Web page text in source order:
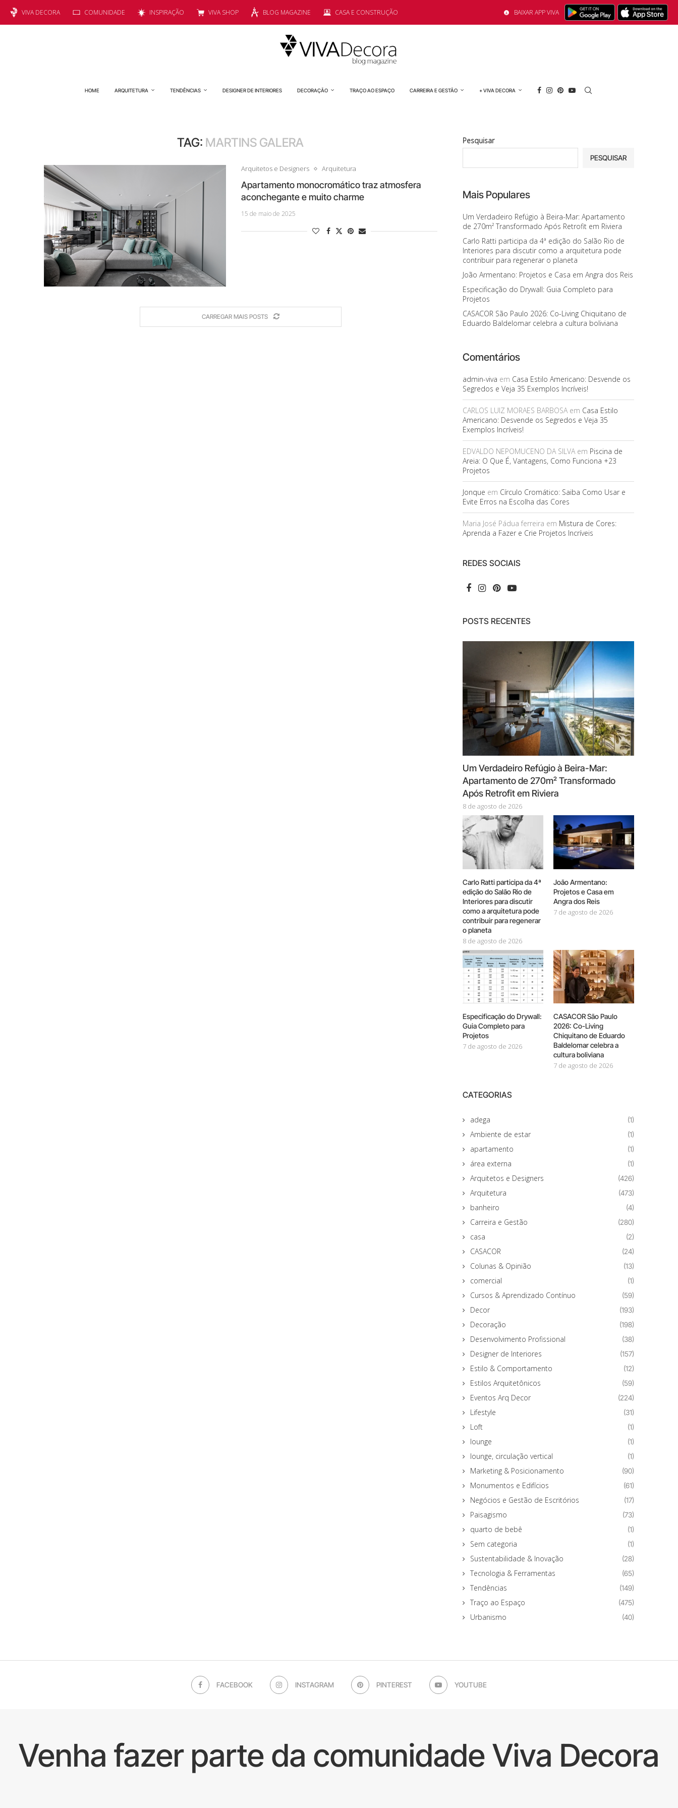
VIVA DECORA COMUNIDADE INSPIRAÇÃO VIVA SHOP BLOG MAGAZINE CASA E CONSTRUÇÃO BAIXAR APP VIVA
HOME ARQUITETURA TENDÊNCIAS DESIGNER DE INTERIORES DECORAÇÃO TRAÇO AO ESPAÇO CARREIRA E GESTÃO + VIVA DECORA
TAG: MARTINS GALERA
Arquitetos e Designers Arquitetura
Apartamento monocromático traz atmosfera
aconchegante e muito charme
15 de maio de 2025
CARREGAR MAIS POSTS
Pesquisar
PESQUISAR
Mais Populares
Um Verdadeiro Refúgio à Beira-Mar: Apartamento
de 270m² Transformado Após Retrofit em Riviera
Carlo Ratti participa da 4ª edição do Salão Rio de
Interiores para discutir como a arquitetura pode
contribuir para regenerar o planeta
João Armentano: Projetos e Casa em Angra dos Reis
Especificação do Drywall: Guia Completo para
Projetos
CASACOR São Paulo 2026: Co-Living Chiquitano de
Eduardo Baldelomar celebra a cultura boliviana
Comentários
admin-viva em Casa Estilo Americano: Desvende os
Segredos e Veja 35 Exemplos Incríveis!
CARLOS LUIZ MORAES BARBOSAem Casa Estilo
Americano: Desvende os Segredos e Veja 35
Exemplos Incríveis!
EDVALDO NEPOMUCENO DA SILVAem Piscina de
Areia: O Que É, Vantagens, Como Funciona +23
Projetos
Jonque em Círculo Cromático: Saiba Como Usar e
Evite Erros na Escolha das Cores
Maria José Pádua ferreira em Mistura de Cores:
Aprenda a Fazer e Crie Projetos Incríveis
REDES SOCIAIS
POSTS RECENTES
Um Verdadeiro Refúgio à Beira-Mar:
Apartamento de 270m² Transformado
Após Retrofit em Riviera
8 de agosto de 2026
Carlo Ratti participa da 4ª
edição do Salão Rio de
Interiores para discutir
como a arquitetura pode
contribuir para regenerar
o planeta
8 de agosto de 2026
João Armentano:
Projetos e Casa em
Angra dos Reis
7 de agosto de 2026
Especificação do Drywall:
Guia Completo para
Projetos
7 de agosto de 2026
CASACOR São Paulo
2026: Co-Living
Chiquitano de Eduardo
Baldelomar celebra a
cultura boliviana
7 de agosto de 2026
CATEGORIAS
adega (1)
Ambiente de estar (1)
apartamento (1)
área externa (1)
Arquitetos e Designers (426)
Arquitetura (473)
banheiro (4)
Carreira e Gestão (280)
casa (2)
CASACOR (24)
Colunas & Opinião (13)
comercial (1)
Cursos & Aprendizado Contínuo (59)
Decor (193)
Decoração (198)
Desenvolvimento Profissional (38)
Designer de Interiores (157)
Estilo & Comportamento (12)
Estilos Arquitetônicos (59)
Eventos Arq Decor (224)
Lifestyle (31)
Loft (1)
lounge (1)
lounge, circulação vertical (1)
Marketing & Posicionamento (90)
Monumentos e Edifícios (61)
Negócios e Gestão de Escritórios (17)
Paisagismo (73)
quarto de bebê (1)
Sem categoria (1)
Sustentabilidade & Inovação (28)
Tecnologia & Ferramentas (65)
Tendências (149)
Traço ao Espaço (475)
Urbanismo (40)
FACEBOOK INSTAGRAM PINTEREST YOUTUBE
Venha fazer parte da comunidade Viva Decora